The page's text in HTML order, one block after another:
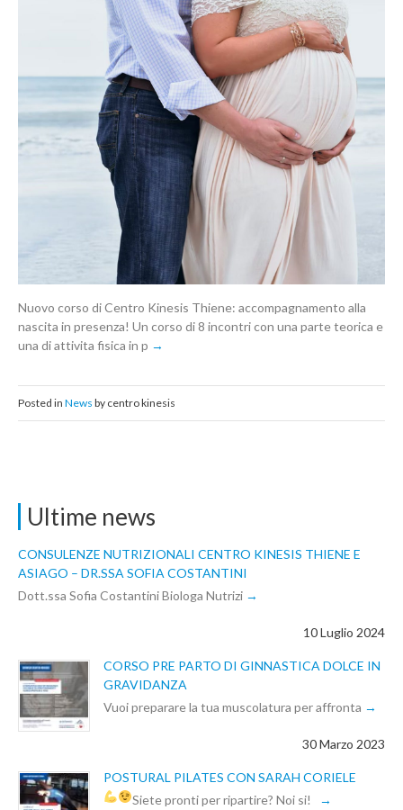
Ultime news
CONSULENZE NUTRIZIONALI CENTRO KINESIS THIENE E
ASIAGO – DR.SSA SOFIA COSTANTINI
Dott.ssa Sofia Costantini Biologa Nutrizi
10 Luglio 2024
CORSO PRE PARTO DI GINNASTICA DOLCE IN
GRAVIDANZA
Vuoi preparare la tua muscolatura per affronta
30 Marzo 2023
POSTURAL PILATES CON SARAH CORIELE
Siete pronti per ripartire? Noi si!
Nuovo corso di Centro Kinesis Thiene: accompagnamento alla
nascita in presenza! Un corso di 8 incontri con una parte teorica e
una di attivita fisica in p
Posted in News by centro kinesis